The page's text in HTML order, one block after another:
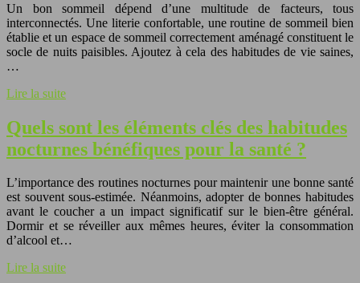
Un bon sommeil dépend d’une multitude de facteurs, tous
interconnectés. Une literie confortable, une routine de sommeil bien
établie et un espace de sommeil correctement aménagé constituent le
socle de nuits paisibles. Ajoutez à cela des habitudes de vie saines,
…
Lire la suite
Quels sont les éléments clés des habitudes
nocturnes bénéfiques pour la santé ?
L’importance des routines nocturnes pour maintenir une bonne santé
est souvent sous-estimée. Néanmoins, adopter de bonnes habitudes
avant le coucher a un impact significatif sur le bien-être général.
Dormir et se réveiller aux mêmes heures, éviter la consommation
d’alcool et…
Lire la suite